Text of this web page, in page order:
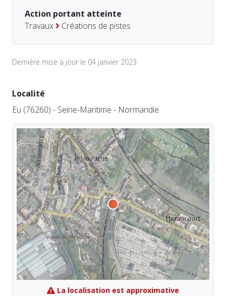
Action portant atteinte
Travaux
Créations de pistes
Dernière mise à jour le 04 janvier 2023
Localité
Eu (76260) - Seine-Maritime - Normandie
La localisation est approximative